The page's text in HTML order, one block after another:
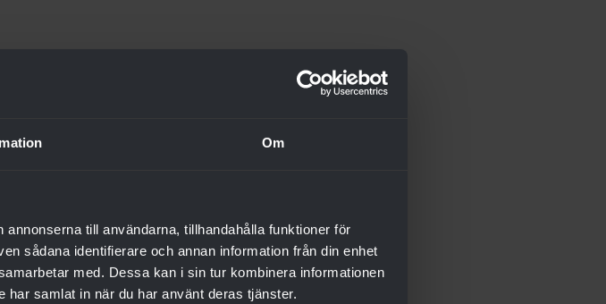
Om
till användarna, tillhandahålla funktioner för
sådana identifierare och annan information från din enhet
med. Dessa kan i sin tur kombinera informationen
har samlat in när du har använt deras tjänster.